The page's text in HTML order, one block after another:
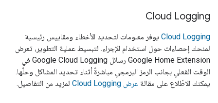
Cloud Logging
Cloud Logging يوفر معلومات لتحديد الأخطاء ومقاييس رئيسية
لمنحك إحصاءات حول استخدام الإجراء. لتبسيط عملية التطوير، تعرض
Google Home Extension
رسائل Google Cloud Logging في
الوقت الفعلي بجانب الرمز البرمجي مباشرةً أثناء تحديد المشاكل وحلّها.
يمكنك الاطّلاع على مقالة عرض Cloud Logging لمزيد من التفاصيل.